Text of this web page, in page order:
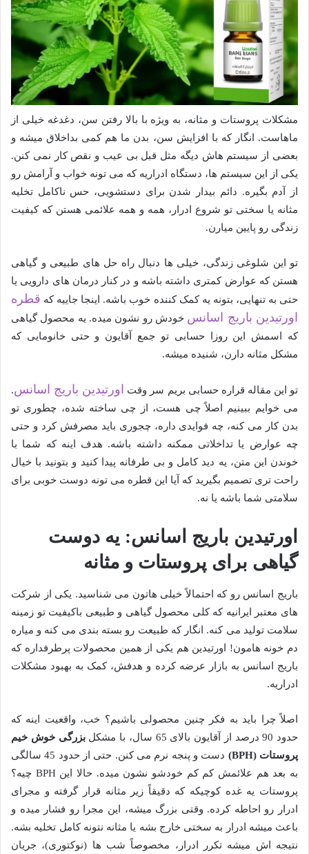
مشکلات پروستات و مثانه، به ویژه با بالا رفتن سن، دغدغه خیلی از
ماهاست. انگار که با افزایش سن، بدن ما هم کمی بداخلاق میشه و
بعضی از سیستم هاش دیگه مثل قبل بی عیب و نقص کار نمی کنن.
یکی از این سیستم ها، دستگاه ادراریه که می تونه خواب و آرامش رو
از آدم بگیره. دائم بیدار شدن برای دستشویی، حس ناکامل تخلیه
مثانه یا سختی تو شروع ادرار، همه و همه علائمی هستن که کیفیت
زندگی رو پایین میارن.
تو این شلوغی زندگی، خیلی ها دنبال راه حل های طبیعی و گیاهی
هستن که عوارض کمتری داشته باشه و در کنار درمان های دارویی یا
حتی به تنهایی، بتونه یه کمک کننده خوب باشه. اینجا جاییه که قطره
اورتیدین باریج اسانس خودش رو نشون میده. یه محصول گیاهی
که اسمش این روزا حسابی تو جمع آقایون و حتی خانومایی که
مشکل مثانه دارن، شنیده میشه.
تو این مقاله قراره حسابی بریم سر وقت اورتیدین باریج اسانس.
می خوایم ببینیم اصلاً چی هست، از چی ساخته شده، چطوری تو
بدن کار می کنه، چه فوایدی داره، چجوری باید مصرفش کرد و حتی
چه عوارض یا تداخلاتی ممکنه داشته باشه. هدف اینه که شما با
خوندن این متن، یه دید کامل و بی طرفانه پیدا کنید و بتونید با خیال
راحت تری تصمیم بگیرید که آیا این قطره می تونه دوست خوبی برای
سلامتی شما باشه یا نه.
اورتیدین باریج اسانس: یه دوست
گیاهی برای پروستات و مثانه
باریج اسانس رو که احتمالاً خیلی هاتون می شناسید. یکی از شرکت
های معتبر ایرانیه که کلی محصول گیاهی و طبیعی باکیفیت تو زمینه
سلامت تولید می کنه. انگار که طبیعت رو بسته بندی می کنه و میاره
دم خونه هامون! اورتیدین هم یکی از همین محصولات پرطرفداره که
باریج اسانس به بازار عرضه کرده و هدفش، کمک به بهبود مشکلات
ادراریه.
اصلاً چرا باید به فکر چنین محصولی باشیم؟ خب، واقعیت اینه که
حدود 90 درصد از آقایون بالای 65 سال، با مشکل
بزرگی خوش خیم
پروستات (BPH)
دست و پنجه نرم می کنن. حتی از حدود 45 سالگی
به بعد هم علائمش کم کم خودشو نشون میده. حالا این BPH چیه؟
پروستات یه غده کوچیکه که دقیقاً زیر مثانه قرار گرفته و مجرای
ادرار رو احاطه کرده. وقتی بزرگ میشه، این مجرا رو فشار میده و
باعث میشه ادرار به سختی خارج بشه یا مثانه نتونه کامل تخلیه بشه.
نتیجه اش میشه تکرر ادرار، مخصوصاً شب ها (نوکتوری)، جریان